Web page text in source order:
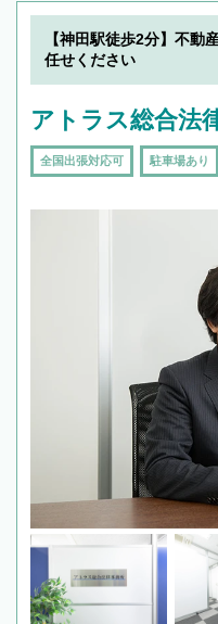
【神田駅徒歩2分】不動
任せください
アトラス総合法
全国出張対応可 駐車場あり